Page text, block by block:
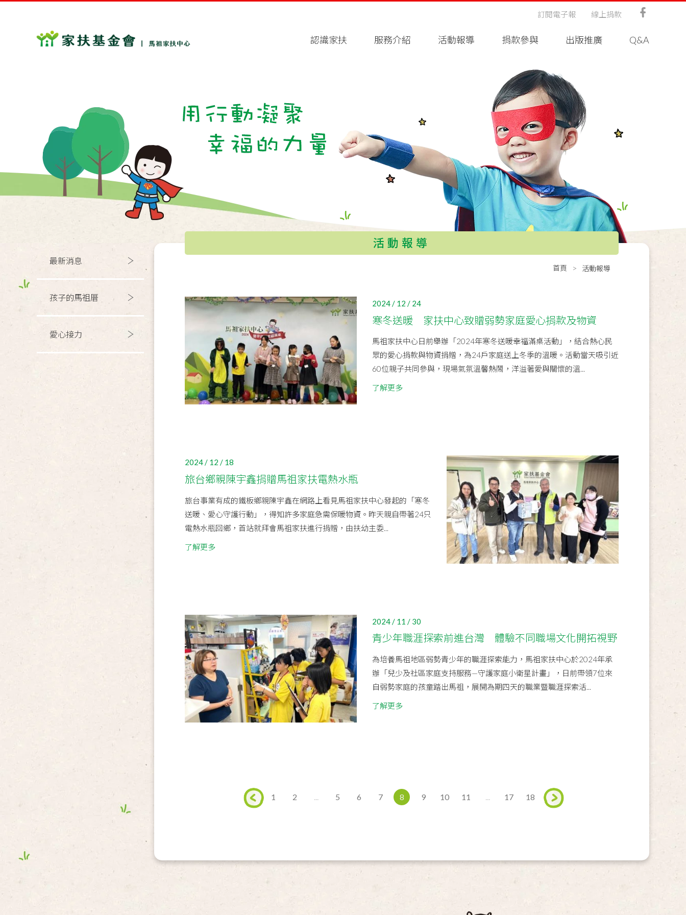
認識家扶 服務介紹 活動報導 捐款參與 出版推廣 Q&A
訂閱電子報 線上捐款
最新消息
孩子的馬祖厝
愛心接力
活動報導
首頁 活動報導
2024 / 12 / 24
寒冬送暖 家扶中心致贈弱勢家庭愛心捐款及物資
馬祖家扶中心日前舉辦「2024年寒冬送暖幸福滿桌活動」，結合熱心民
眾的愛心捐款與物資捐贈，為24戶家庭送上冬季的溫暖。活動當天吸引近
60位親子共同參與，現場氣氛溫馨熱鬧，洋溢著愛與關懷的溫...
了解更多
2024 / 12 / 18
旅台鄉親陳宇鑫捐贈馬祖家扶電熱水瓶
旅台事業有成的鐵板鄉親陳宇鑫在網路上看見馬祖家扶中心發起的「寒冬
送暖、愛心守護行動」，得知許多家庭急需保暖物資。昨天親自帶著24只
電熱水瓶回鄉，首站就拜會馬祖家扶進行捐贈，由扶幼主委...
了解更多
2024 / 11 / 30
青少年職涯探索前進台灣 體驗不同職場文化開拓視野
為培養馬祖地區弱勢青少年的職涯探索能力，馬祖家扶中心於2024年承
辦「兒少及社區家庭支持服務—守護家庭小衛星計畫」，日前帶領7位來
自弱勢家庭的孩童踏出馬祖，展開為期四天的職業暨職涯探索活...
了解更多
1 2 ... 5 6 7 8 9 10 11 ... 17 18